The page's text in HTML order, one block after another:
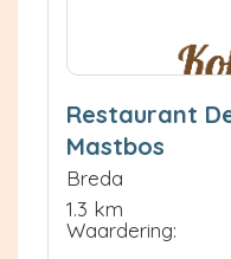
Restaurant
Mastbos
Breda
1.3 km
Waardering: